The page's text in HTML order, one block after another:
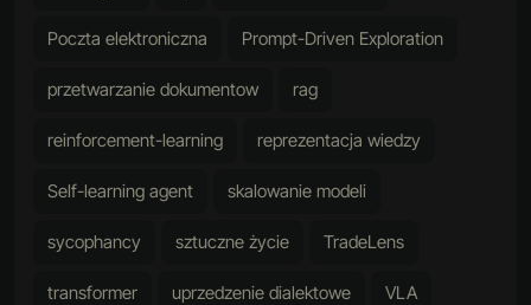
Poczta elektroniczna Prompt-Driven Exploration
przetwarzanie dokumentow rag
reinforcement-learning reprezentacja wiedzy
Self-learning agent skalowanie modeli
sycophancy sztuczne życie TradeLens
transformer uprzedzenie dialektowe VLA